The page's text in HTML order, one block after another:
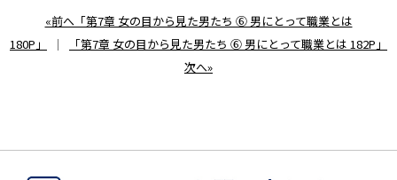
«前へ「第7章 女の目から見た男たち ⑥ 男にとって職業とは
180P」
｜
「第7章 女の目から見た男たち ⑥ 男にとって職業とは 182P」
次へ»